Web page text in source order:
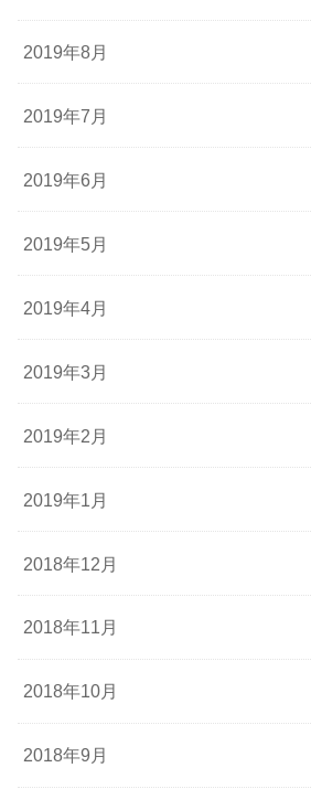
2019年8月
2019年7月
2019年6月
2019年5月
2019年4月
2019年3月
2019年2月
2019年1月
2018年12月
2018年11月
2018年10月
2018年9月